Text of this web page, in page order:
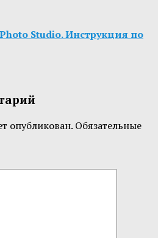
Studio. Инструкция по
опубликован. Обязательные